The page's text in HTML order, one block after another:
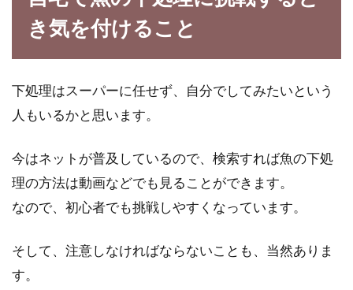
き気を付けること
下処理はスーパーに任せず、自分でしてみたいという
人もいるかと思います。
今はネットが普及しているので、検索すれば魚の下処
理の方法は動画などでも見ることができます。
なので、初心者でも挑戦しやすくなっています。
そして、注意しなければならないことも、当然ありま
す。